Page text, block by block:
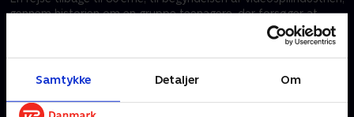
Samtykke Detaljer Om
gennem historien om en gruppe teenagere, der forsøger at
Kræver tilkøb